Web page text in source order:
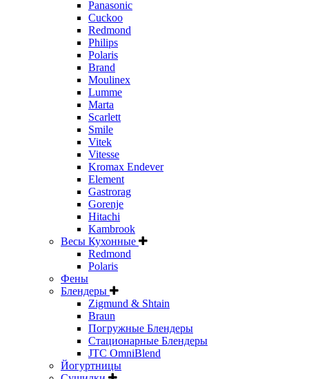
Panasonic
Cuckoo
Redmond
Philips
Polaris
Brand
Moulinex
Lumme
Marta
Scarlett
Smile
Vitek
Vitesse
Kromax Endever
Element
Gastrorag
Gorenje
Hitachi
Kambrook
Весы Кухонные
Redmond
Polaris
Фены
Блендеры
Zigmund & Shtain
Braun
Погружные Блендеры
Стационарные Блендеры
JTC OmniBlend
Йогуртницы